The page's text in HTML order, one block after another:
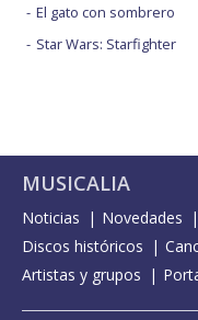
El gato con sombrero
Star Wars: Starfighter
MUSICALIA
Noticias Novedades
Discos históricos
Artistas y grupos